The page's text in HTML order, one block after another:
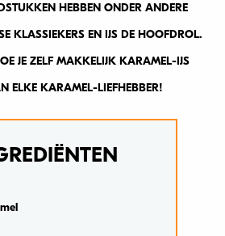
HEBBEN ONDER ANDERE
KLASSIEKERS EN IJS DE HOOFDROL.
JE ZELF MAKKELIJK KARAMEL-IJS
ELKE KARAMEL-LIEFHEBBER!